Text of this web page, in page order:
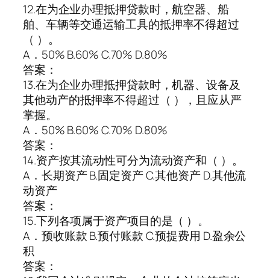
12.在为企业办理抵押贷款时，航空器、船
舶、车辆等交通运输工具的抵押率不得超过
（ ）。
A．50% B.60% C.70% D.80%
答案：
13.在为企业办理抵押贷款时，机器、设备及
其他动产的抵押率不得超过（ ），且应从严
掌握。
A．50% B.60% C.70% D.80%
答案：
14.资产按其流动性可分为流动资产和（ ）。
A．长期资产 B.固定资产 C.其他资产 D.其他流
动资产
答案：
15.下列各项属于资产项目的是（ ）。
A．预收账款 B.预付账款 C.预提费用 D.盈余公
积
答案：